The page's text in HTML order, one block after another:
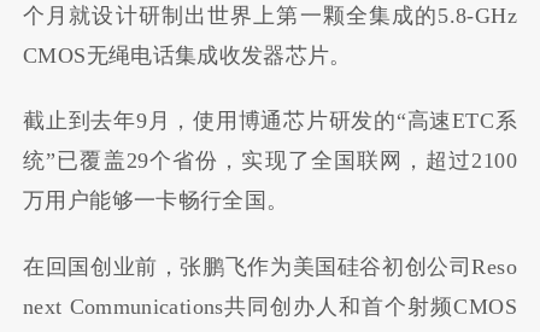
个月就设计研制出世界上第一颗全集成的5.8-GHz
CMOS无绳电话集成收发器芯片。
截止到去年9月，使用博通芯片研发的“高速ETC系
统”已覆盖29个省份，实现了全国联网，超过2100
万用户能够一卡畅行全国。
在回国创业前，张鹏飞作为美国硅谷初创公司Reso
next Communications共同创办人和首个射频CMOS